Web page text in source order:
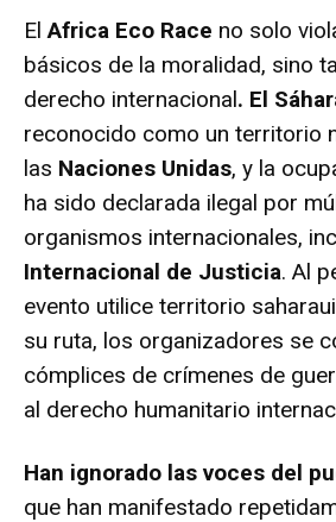
El Africa Eco Race no solo
básicos de la moralidad, sino
derecho internacional. El
reconocido como un territorio
las Naciones Unidas, y la
ha sido declarada ilegal por
organismos internacionales,
Internacional de Justicia. Al
evento utilice territorio
su ruta, los organizadores se
cómplices de crímenes de
al derecho humanitario
Han ignorado las voces del
que han manifestado